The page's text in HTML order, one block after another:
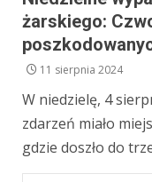
żarskiego:
11 sierpnia 2024
W niedzielę, 4
zdarzeń miało
gdzie doszło do